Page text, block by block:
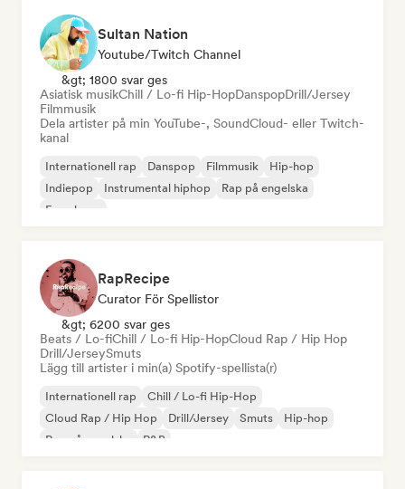
Sultan Nation
Youtube/Twitch Channel
&gt; 1800 svar ges
Asiatisk musikChill / Lo-fi Hip-HopDanspopDrill/Jersey
Filmmusik
Dela artister på min YouTube-, SoundCloud- eller Twitch-
kanal
Internationell rap Danspop Filmmusik
Hip-hop
Indiepop
Instrumental hiphop
Rap på engelska
Fransk rap
RapRecipe
Curator För Spellistor
&gt; 6200 svar ges
Beats / Lo-fiChill / Lo-fi Hip-HopCloud Rap / Hip Hop
Drill/JerseySmuts
Lägg till artister i min(a) Spotify-spellista(r)
Internationell rap
Chill / Lo-fi Hip-Hop
Cloud Rap / Hip Hop
Drill/Jersey Smuts
Hip-hop
Rap på engelska
R&B